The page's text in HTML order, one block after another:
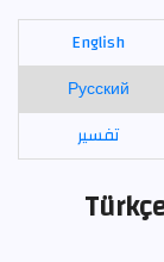
English
Русский
تفسير